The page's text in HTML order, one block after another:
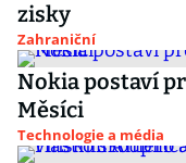
zisky
Zahraniční
Nokia postaví
Měsíci
Technologie a média